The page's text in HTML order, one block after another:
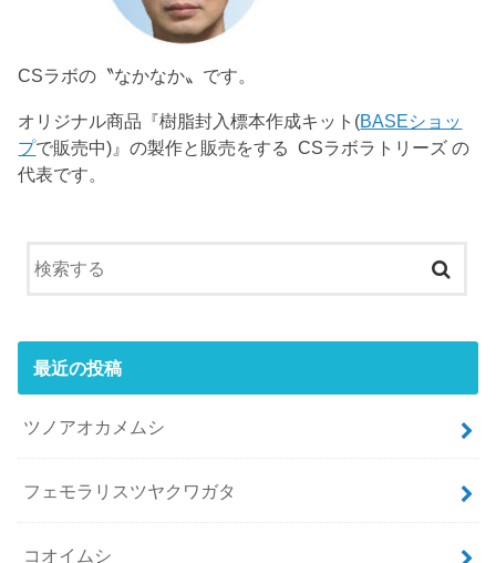
CSラボの〝なかなか〟です。
オリジナル商品『樹脂封入標本作成キット(BASEショッ
プで販売中)』の製作と販売をする CSラボラトリーズ の
代表です。
最近の投稿
ツノアオカメムシ
フェモラリスツヤクワガタ
コオイムシ